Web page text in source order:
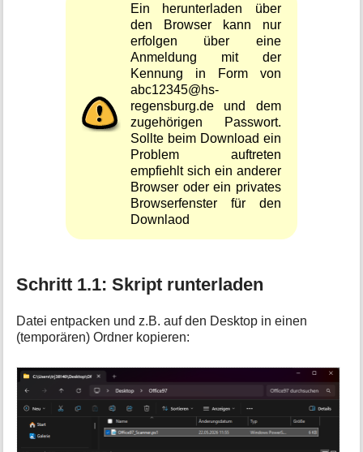
Ein herunterladen über
den Browser kann nur
erfolgen über eine
Anmeldung mit der
Kennung in Form von
abc12345@hs-
regensburg.de und dem
zugehörigen Passwort.
Sollte beim Download ein
Problem auftreten
empfiehlt sich ein anderer
Browser oder ein privates
Browserfenster für den
Downlaod
Schritt 1.1: Skript runterladen
Datei entpacken und z.B. auf den Desktop in einen
(temporären) Ordner kopieren: